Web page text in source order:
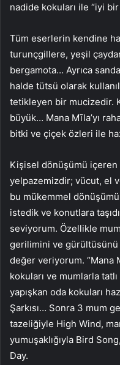
nadide kokuları ile “iyi
Tüm eserlerin kendine
turunçgillere, yeşil
bergamota… Ayrıca
halde tütsü olarak
tetikleyen bir mucizedir.
büyük… Mana Mīla’yı
bitki ve çiçek özleri ile
Kişisel dönüşümü içeren
yelpazemizdir; vücut, el
bu mükemmel
istedik ve konutlara
seviyorum. Özellikle
gerilimini ve gürültüsünü
değer veriyorum. “Mana
kokuları ve mumlarla
yapışkan oda kokuları
Şarkısı… Sonra 3 mum
tazeliğiyle High Wind,
yumuşaklığıyla Bird
Day.